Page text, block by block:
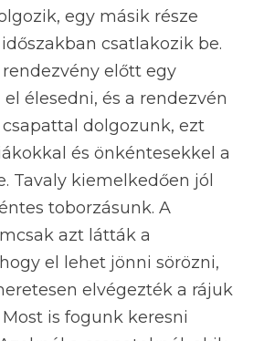
egy másik része
csatlakozik be.
előtt egy
élesedni, és a rendezvén
dolgozunk, ezt
és önkéntesekkel a
Tavaly kiemelkedően jól
toborzásunk. A
azt látták a
el lehet jönni sörözni,
elvégezték a rájuk
is fogunk keresni